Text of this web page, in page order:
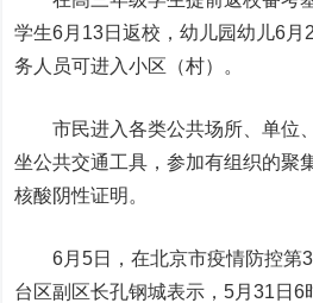
学生6月13日返校，幼儿园幼儿6月
务人员可进入小区（村）。
市民进入各类公共场所、单位
坐公共交通工具，参加有组织的聚
核酸阴性证明。
6月5日，在北京市疫情防控第
台区副区长孔钢城表示，5月31日6